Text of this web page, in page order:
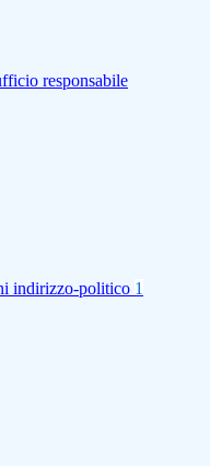
responsabile
indirizzo-politico 1